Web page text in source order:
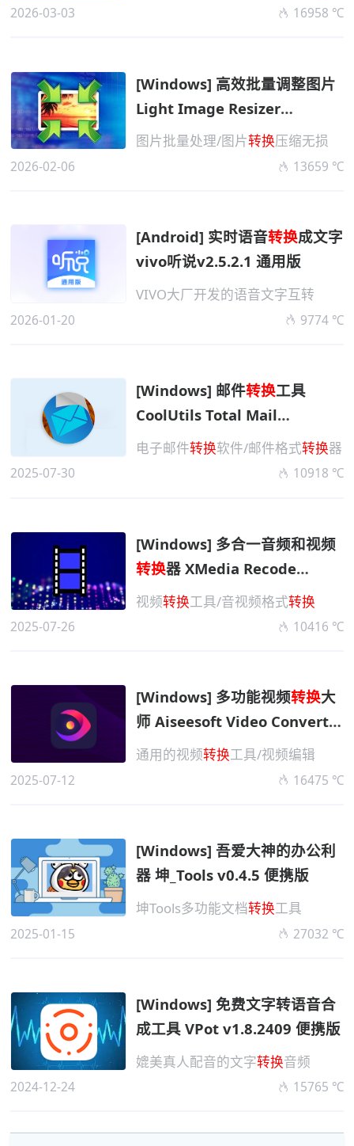
2026-03-03 16958 ℃
[Windows] 高效批量调整图片
Light Image Resizer
v7.5.1.147 便携版
图片批量处理/图片转换压缩无损
2026-02-06 13659 ℃
[Android] 实时语音转换成文字
vivo听说v2.5.2.1 通用版
VIVO大厂开发的语音文字互转
2026-01-20 9774 ℃
[Windows] 邮件转换工具
CoolUtils Total Mail
Converter Pro v11.1.0.705 便
电子邮件转换软件/邮件格式转换器
2025-07-30 10918 ℃
[Windows] 多合一音频和视频
转换器​ XMedia Recode
v3.6.1.4 便携版
视频转换工具/音视频格式转换
2025-07-26 10416 ℃
[Windows] 多功能视频转换大
师 Aiseesoft Video Converter
Ultimate v10.9.10 高级便携版
通用的视频转换工具/视频编辑
2025-07-12 16475 ℃
[Windows] 吾爱大神的办公利
器 坤_Tools v0.4.5 便携版
坤Tools多功能文档转换工具
2025-01-15 27032 ℃
[Windows] 免费文字转语音合
成工具 VPot v1.8.2409 便携版
媲美真人配音的文字转换音频
2024-12-24 15765 ℃